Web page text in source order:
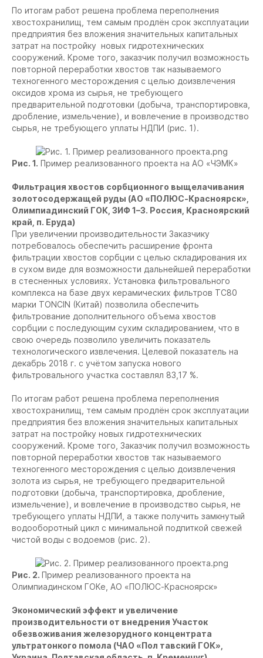
По итогам работ решена проблема переполнения
хвостохранилищ, тем самым продлён срок эксплуатации
предприятия без вложения значительных капитальных
затрат на постройку новых гидротехнических
сооружений. Кроме того, заказчик получил возможность
повторной переработки хвостов так называемого
техногенного месторождения с целью доизвлечения
оксидов хрома из сырья, не требующего
предварительной подготовки (добыча, транспортировка,
дробление, измельчение), и вовлечение в производство
сырья, не требующего уплаты НДПИ (рис. 1).
Рис. 1. Пример реализованного проекта на АО «ЧЭМК»
Фильтрация хвостов сорбционного выщелачивания
золотосодержащей руды (АО «ПОЛЮС-Красноярск»,
Олимпиадинский ГОК, ЗИФ 1–3. Россия, Красноярский
край, п. Еруда)
При увеличении производительности Заказчику
потребовалось обеспечить расширение фронта
фильтрации хвостов сорбции с целью складирования их
в сухом виде для возможности дальнейшей переработки
в стесненных условиях. Установка фильтровального
комплекса на базе двух керамических фильтров ТС80
марки TONCIN (Китай) позволила обеспечить
фильтрование дополнительного объема хвостов
сорбции с последующим сухим складированием, что в
свою очередь позволило увеличить показатель
технологического извлечения. Целевой показатель на
декабрь 2018 г. c учётом запуска нового
фильтровального участка составлял 83,17 %.
По итогам работ решена проблема переполнения
хвостохранилищ, тем самым продлён срок эксплуатации
предприятия без вложения значительных капитальных
затрат на постройку новых гидротехнических
сооружений. Кроме того, Заказчик получил возможность
повторной переработки хвостов так называемого
техногенного месторождения с целью доизвлечения
золота из сырья, не требующего предварительной
подготовки (добыча, транспортировка, дробление,
измельчение), и вовлечение в производство сырья, не
требующего уплаты НДПИ, а также получить замкнутый
водооборотный цикл с минимальной подпиткой свежей
чистой воды с водоемов (рис. 2).
Рис. 2. Пример реализованного проекта на
Олимпиадинском ГОКе, АО «ПОЛЮС-Красноярск»
Экономический эффект и увеличение
производительности от внедрения Участок
обезвоживания железорудного концентрата
ультратонкого помола (ЧАО «Пол тавский ГОК»,